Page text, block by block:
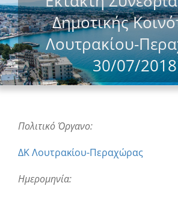
Δημοτικής
Λουτρακίου-
30/07/2018
Πολιτικό Όργανο:
ΔΚ Λουτρακίου-Περαχώρας
Ημερομηνία: